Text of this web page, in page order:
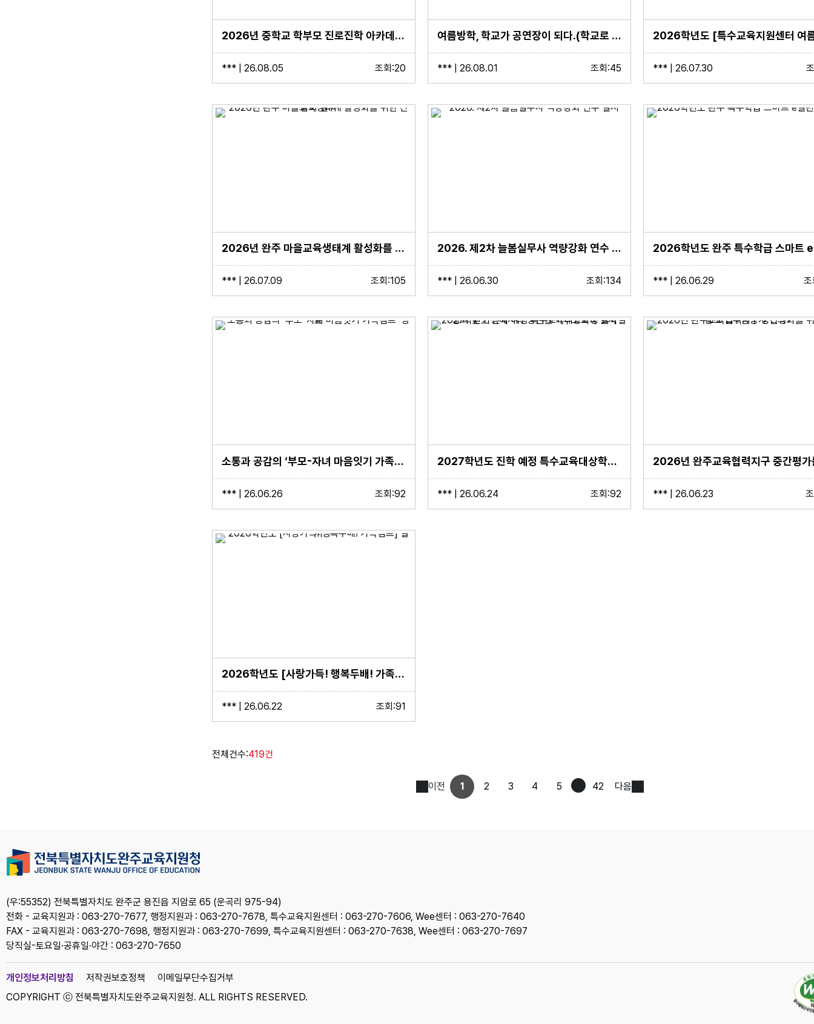
2026년 중학교 학부모 진로진학 아카데미(1,2회차)
*** | 26.08.05 조회:20
여름방학, 학교가 공연장이 되다.(학교로 찾아가는 늘봄 창의문화예술 특화 프로그램 운영)
*** | 26.08.01 조회:45 *** | 26.07.30
2026년 완주 마을교육생태계 활성화를 위한 간담회 실시
*** | 26.07.09 조회:105
2026. 제2차 늘봄실무사 역량강화 연수 실시
*** | 26.06.30 조회:134 *** | 26.06.29
소통과 공감의 ‘부모-자녀 마음잇기 가족캠프’ 성료
*** | 26.06.26 조회:92
2027학년도 진학 예정 특수교육대상학생 입학설명회 및 가정에서의 성인권 학부모교육 실시
*** | 26.06.24 조회:92 *** | 26.06.23
2026학년도 [사랑가득! 행복두배! 가족캠프] 실시
*** | 26.06.22 조회:91
전체건수:419건
이전 1 2 3 4 5 42 다음
(우:55352) 전북특별자치도 완주군 용진읍 지암로 65 (운곡리 975-94)
전화 - 교육지원과 : 063-270-7677, 행정지원과 : 063-270-7678, 특수교육지원센터 : 063-270-7606, Wee센터 : 063-270-7640
FAX - 교육지원과 : 063-270-7698, 행정지원과 : 063-270-7699, 특수교육지원센터 : 063-270-7638, Wee센터 : 063-270-7697
당직실-토요일·공휴일·야간 : 063-270-7650
개인정보처리방침 저작권보호정책
이메일무단수집거부
COPYRIGHT ⓒ 전북특별자치도완주교육지원청. ALL RIGHTS RESERVED.